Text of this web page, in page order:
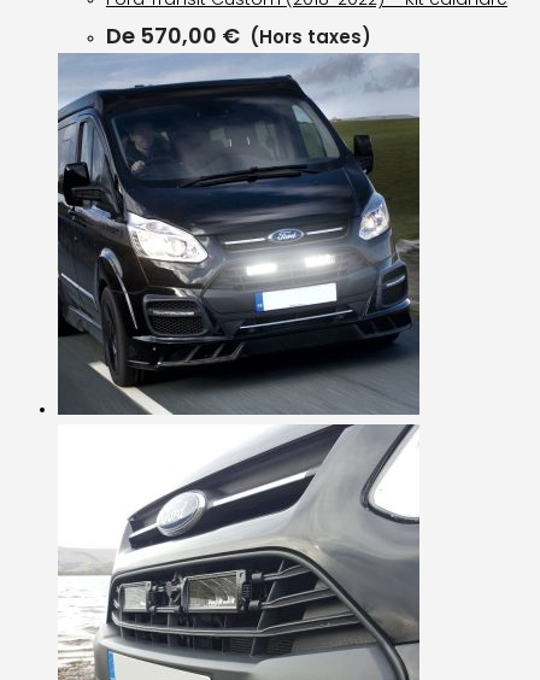
De 570,00 € (Hors taxes)